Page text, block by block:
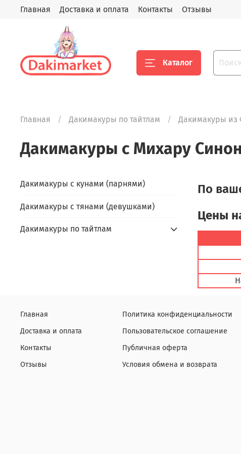
Главная Доставка и оплата Контакты Отзывы
Каталог
Главная Дакимакуры по тайтлам Дакимакуры из
Дакимакуры с Михару
По
Цены
Дакимакуры с кунами (парнями)
Дакимакуры с тянами (девушками)
Дакимакуры по тайтлам
Главная
Доставка и оплата
Контакты
Отзывы
Политика конфиденциальности
Пользовательское соглашение
Публичная оферта
Условия обмена и возврата